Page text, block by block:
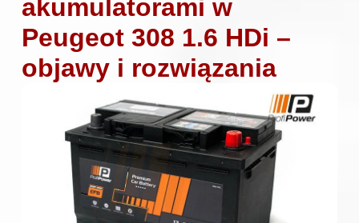
akumulatorami w
Peugeot 308 1.6 HDi –
objawy i rozwiązania